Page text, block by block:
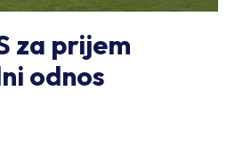
za prijem
odnos